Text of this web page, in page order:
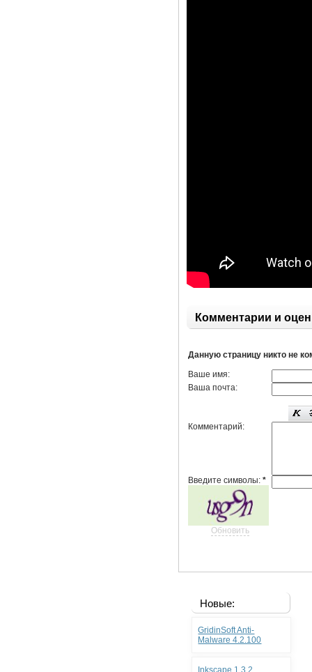
Комментарии и
Данную страницу никто не
Ваше имя:
Ваша почта:
Комментарий:
Введите символы:*
Обновить
Новые:
GridinSoft Anti-
Malware 4.2.100
Inkscape 1.3.2